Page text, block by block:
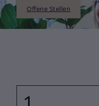
Offene Stellen